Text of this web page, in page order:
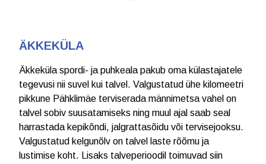
ÄKKEKÜLA
Äkkeküla spordi- ja puhkeala pakub oma külastajatele
tegevusi nii suvel kui talvel. Valgustatud ühe kilomeetri
pikkune Pähklimäe terviserada männimetsa vahel on
talvel sobiv suusatamiseks ning muul ajal saab seal
harrastada kepikõndi, jalgrattasõidu või tervisejooksu.
Valgustatud kelgunõlv on talvel laste rõõmu ja
lustimise koht. Lisaks talveperioodil toimuvad siin